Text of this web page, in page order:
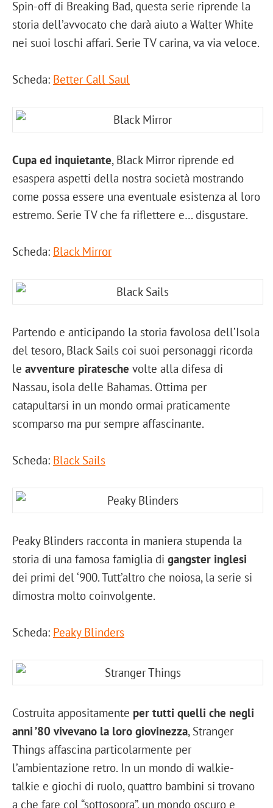
Spin-off di Breaking Bad, questa serie riprende la
storia dell’avvocato che darà aiuto a Walter White
nei suoi loschi affari. Serie TV carina, va via veloce.
Scheda: Better Call Saul
Cupa ed inquietante, Black Mirror riprende ed
esaspera aspetti della nostra società mostrando
come possa essere una eventuale esistenza al loro
estremo. Serie TV che fa riflettere e… disgustare.
Scheda: Black Mirror
Partendo e anticipando la storia favolosa dell’Isola
del tesoro, Black Sails coi suoi personaggi ricorda
le avventure piratesche volte alla difesa di
Nassau, isola delle Bahamas. Ottima per
catapultarsi in un mondo ormai praticamente
scomparso ma pur sempre affascinante.
Scheda: Black Sails
Peaky Blinders racconta in maniera stupenda la
storia di una famosa famiglia di gangster inglesi
dei primi del ‘900. Tutt’altro che noiosa, la serie si
dimostra molto coinvolgente.
Scheda: Peaky Blinders
Costruita appositamente per tutti quelli che negli
anni ’80 vivevano la loro giovinezza, Stranger
Things affascina particolarmente per
l’ambientazione retro. In un mondo di walkie-
talkie e giochi di ruolo, quattro bambini si trovano
a che fare col “sottosopra”, un mondo oscuro e